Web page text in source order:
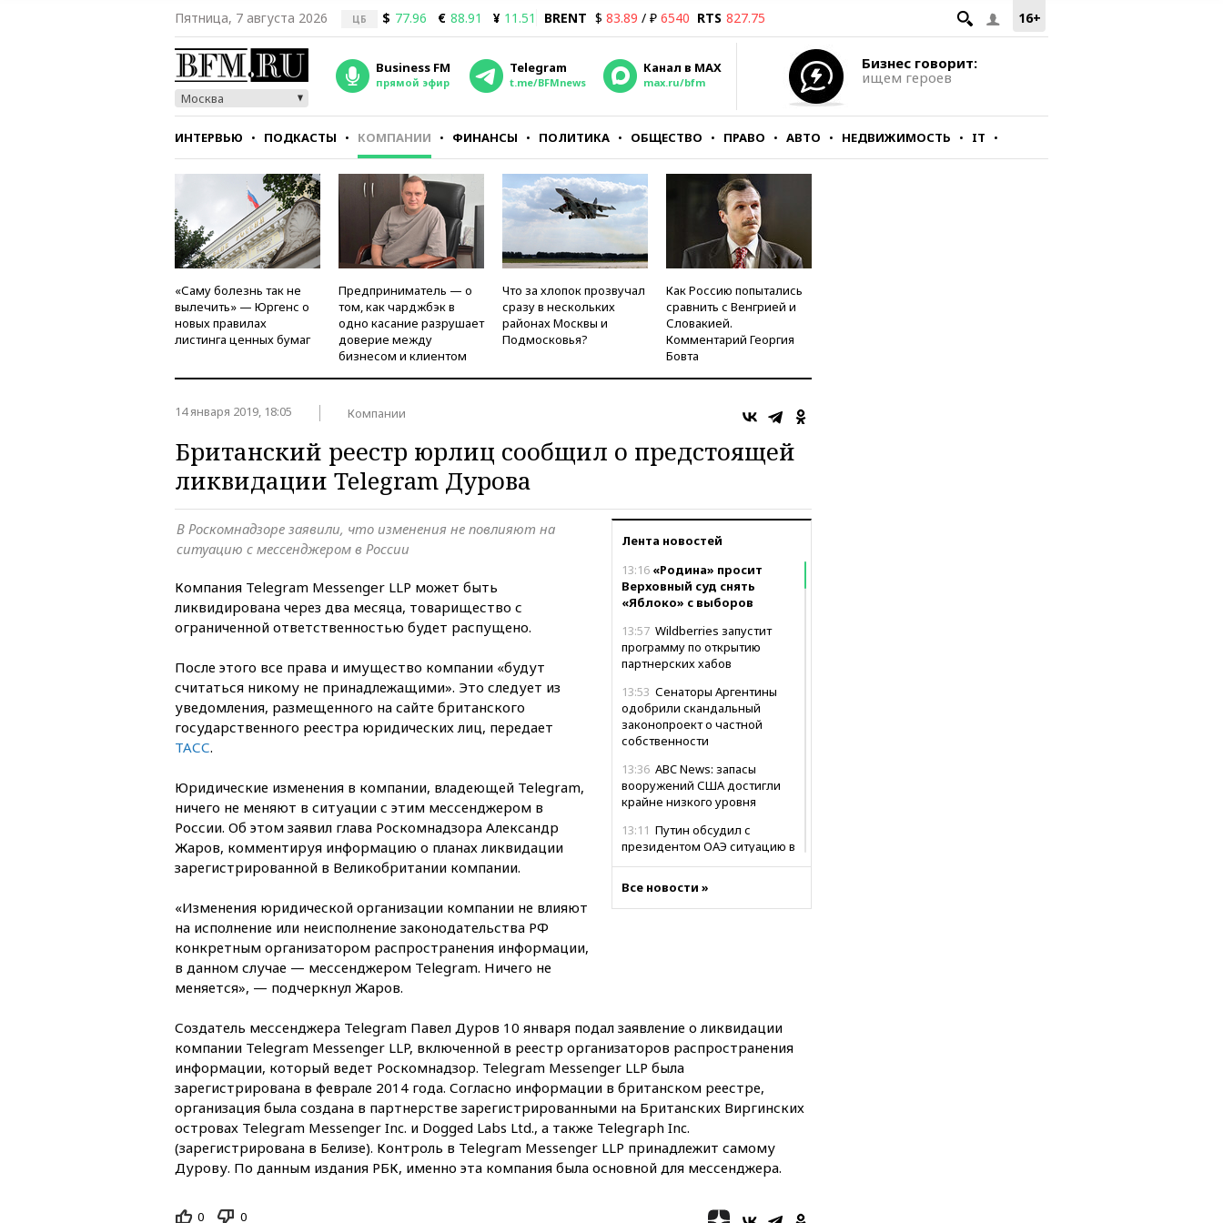
16+
Пятница, 7 августа 2026 ЦБ $ 77.96 € 88.91 ¥ 11.51 BRENT $ 83.89 / ₽ 6540 RTS 827.75
Москва
Business FM
прямой эфир
Telegram
t.me/BFMnews
Канал в MAX
max.ru/bfm
Бизнес говорит:
ищем героев
ИНТЕРВЬЮ ПОДКАСТЫ КОМПАНИИ ФИНАНСЫ ПОЛИТИКА ОБЩЕСТВО ПРАВО АВТО НЕДВИЖИМОСТЬ IT
СТИЛЬ ТЕСТЫ
«Саму болезнь так не
вылечить» — Юргенс о
новых правилах
листинга ценных бумаг
Предприниматель — о
том, как чарджбэк в
одно касание разрушает
доверие между
бизнесом и клиентом
Что за хлопок прозвучал
сразу в нескольких
районах Москвы и
Подмосковья?
Как Россию попытались
сравнить с Венгрией и
Словакией.
Комментарий Георгия
Бовта
14 января 2019, 18:05 Компании
Британский реестр юрлиц сообщил о предстоящей
ликвидации Telegram Дурова
Лента новостей
13:16 «Родина» просит
Верховный суд снять
«Яблоко» с выборов
13:57 Wildberries запустит
программу по открытию
партнерских хабов
13:53 Сенаторы Аргентины
одобрили скандальный
законопроект о частной
собственности
13:36 ABC News: запасы
вооружений США достигли
крайне низкого уровня
13:11 Путин обсудил с
президентом ОАЭ ситуацию в
13:09Суд обязал москвичку
Вьетнама
12:36 Экспорт растворимого
кофе из России достиг
рекордных показателей
12:30Российские войска
взяли под контроль село
Анискино в Харьковской
области
планирует вводить
Все новости »
В Роскомнадзоре заявили, что изменения не повлияют на
ситуацию с мессенджером в России
Компания Telegram Messenger LLP может быть
ликвидирована через два месяца, товарищество с
ограниченной ответственностью будет распущено.
После этого все права и имущество компании «будут
считаться никому не принадлежащими». Это следует из
уведомления, размещенного на сайте британского
государственного реестра юридических лиц, передает
ТАСС.
Юридические изменения в компании, владеющей Telegram,
ничего не меняют в ситуации с этим мессенджером в
России. Об этом заявил глава Роскомнадзора Александр
Жаров, комментируя информацию о планах ликвидации
зарегистрированной в Великобритании компании.
«Изменения юридической организации компании не влияют
на исполнение или неисполнение законодательства РФ
конкретным организатором распространения информации,
в данном случае — мессенджером Telegram. Ничего не
меняется», — подчеркнул Жаров.
Создатель мессенджера Telegram Павел Дуров 10 января подал заявление о ликвидации
компании Telegram Messenger LLP, включенной в реестр организаторов распространения
информации, который ведет Роскомнадзор. Telegram Messenger LLP была
зарегистрирована в феврале 2014 года. Согласно информации в британском реестре,
организация была создана в партнерстве зарегистрированными на Британских Виргинских
островах Telegram Messenger Inc. и Dogged Labs Ltd., а также Telegraph Inc.
(зарегистрирована в Белизе). Контроль в Telegram Messenger LLP принадлежит самому
Дурову. По данным издания РБК, именно эта компания была основной для мессенджера.
0 0